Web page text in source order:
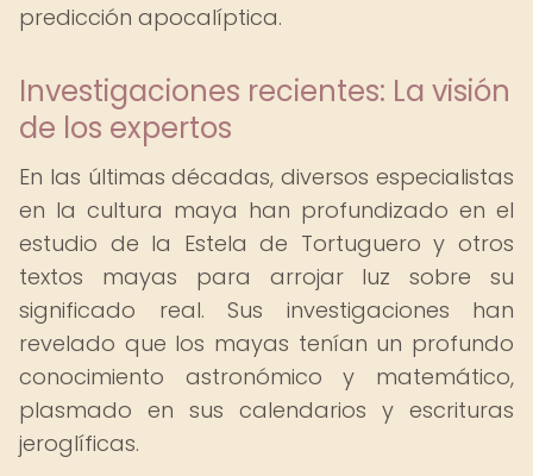
predicción apocalíptica.
Investigaciones recientes: La visión
de los expertos
En las últimas décadas, diversos especialistas
en la cultura maya han profundizado en el
estudio de la Estela de Tortuguero y otros
textos mayas para arrojar luz sobre su
significado real. Sus investigaciones han
revelado que los mayas tenían un profundo
conocimiento astronómico y matemático,
plasmado en sus calendarios y escrituras
jeroglíficas.